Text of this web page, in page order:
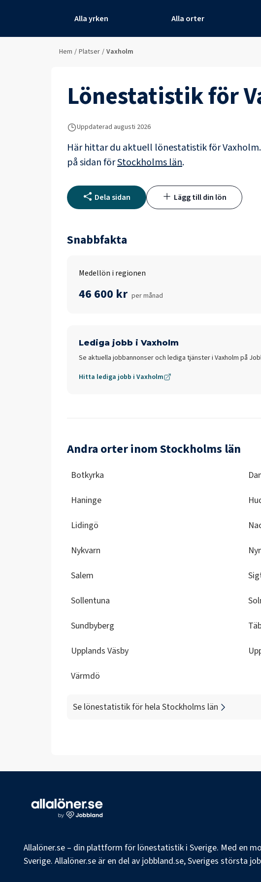
Alla yrken Alla orter
Hem / Platser / Vaxholm
Lönestatistik för
Uppdaterad augusti 2026
Här hittar du aktuell lönestatistik för
på sidan förStockholms län.
Dela sidan Lägg till din lön
Snabbfakta
Medellön i regionen
46 600 kr per månad
Lediga jobb i Vaxholm
Se aktuella jobbannonser och lediga tjänster i Vaxholm på
Hitta lediga jobb i Vaxholm
Andra orter inom Stockholms län
Botkyrka
Haninge
Lidingö
Nykvarn
Salem
Sollentuna
Sundbyberg
Upplands Väsby
Värmdö
Se lönestatistik för hela Stockholms län
Allalöner.se – din plattform för lönestatistik i Sverige. Med en
Sverige. Allalöner.se är en del av jobbland.se, Sveriges största